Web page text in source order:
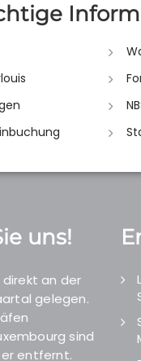
uns!
direkt an der
gelegen.
sind
entfernt.